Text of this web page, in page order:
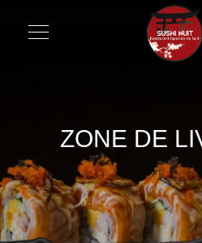
ZONE DE